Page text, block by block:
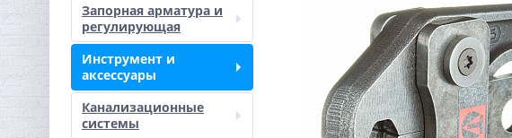
Запорная арматура и
регулирующая
Инструмент и
аксессуары
Канализационные
системы